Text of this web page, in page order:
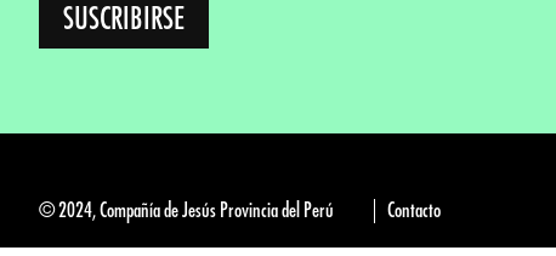
© 2024, Compañía de Jesús Provincia del Perú Contacto